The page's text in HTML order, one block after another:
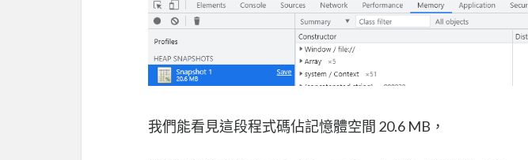
我們能看見這段程式碼佔記憶體空間 20.6 MB，